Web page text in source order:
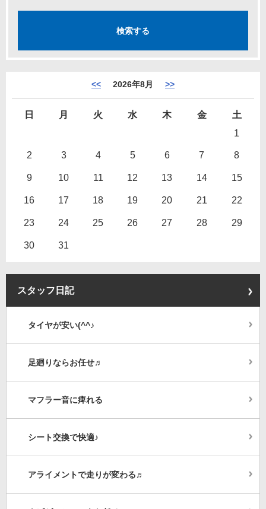
<< 2026年8月 >>
日 月 火 水 木 金
土
1
2 3 4 5 6 7 8
9 10 11 12 13 14 15
16 17 18 19 20 21 22
23 24 25 26 27 28 29
30 31
スタッフ日記
タイヤが安い(^^♪
足廻りならお任せ♬
マフラー音に痺れる
シート交換で快適♪
アライメントで走りが変わる♬